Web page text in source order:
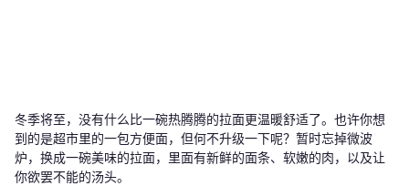
冬季将至，没有什么比一碗热腾腾的拉面更温暖舒适了。也许你想
到的是超市里的一包方便面，但何不升级一下呢？暂时忘掉微波
炉，换成一碗美味的拉面，里面有新鲜的面条、软嫩的肉，以及让
你欲罢不能的汤头。